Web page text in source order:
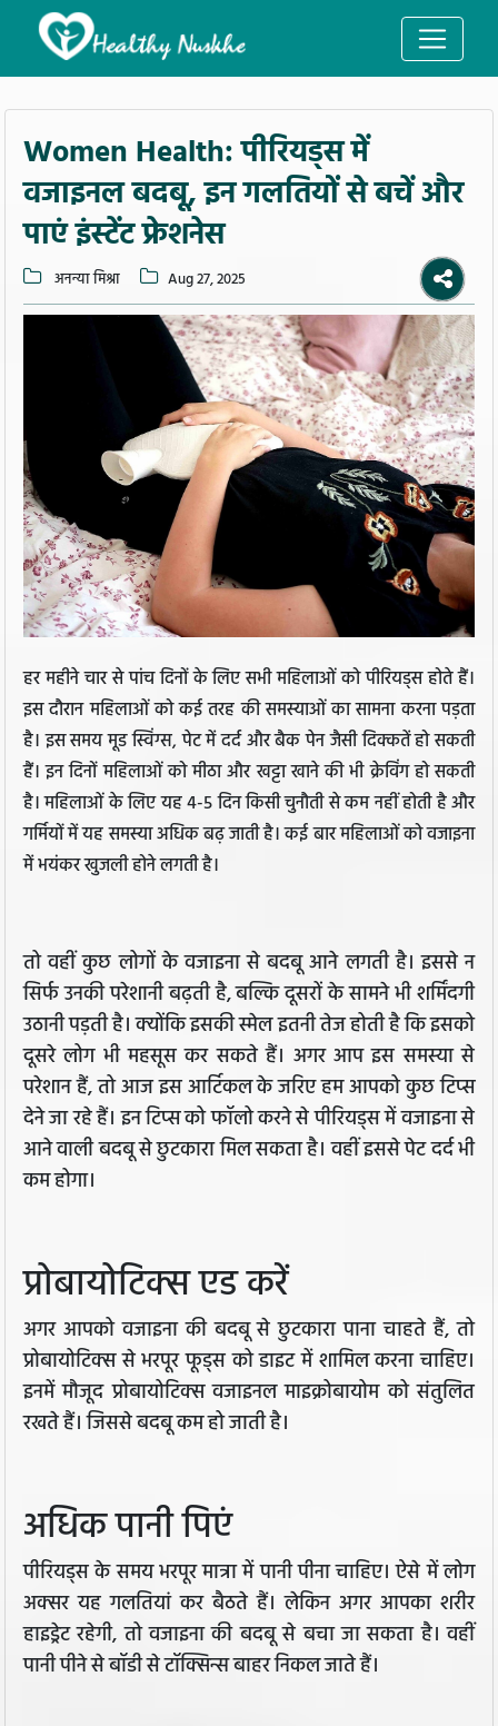
Women Health: पीरियड्स में
वजाइनल बदबू, इन गलतियों से बचें और
पाएं इंस्टेंट फ्रेशनेस
अनन्या मिश्रा Aug 27, 2025
हर महीने चार से पांच द‍िनों के ल‍िए सभी मह‍िलाओं को पीरि‍यड्स होते हैं।
इस दौरान महिलाओं को कई तरह की समस्याओं का सामना करना पड़ता
है। इस समय मूड स्विंग्स, पेट में दर्द और बैक पेन जैसी दिक्कतें हो सकती
हैं। इन दिनों महिलाओं को मीठा और खट्टा खाने की भी क्रेविंग हो सकती
है। महिलाओं के लिए यह 4-5 दिन किसी चुनौती से कम नहीं होती है और
गर्मियों में यह समस्या अधिक बढ़ जाती है। कई बार महिलाओं को वजाइना
में भयंकर खुजली होने लगती है।
तो वहीं कुछ लोगों के वजाइना से बदबू आने लगती है। इससे न
सिर्फ उनकी परेशानी बढ़ती है, बल्कि दूसरों के सामने भी शर्मिंदगी
उठानी पड़ती है। क्योंकि इसकी स्मेल इतनी तेज होती है कि इसको
दूसरे लोग भी महसूस कर सकते हैं। अगर आप इस समस्या से
परेशान हैं, तो आज इस आर्टिकल के जरिए हम आपको कुछ टिप्स
देने जा रहे हैं। इन टिप्स को फॉलो करने से पीर‍ियड्स में वजाइना से
आने वाली बदबू से छुटकारा मिल सकता है। वहीं इससे पेट दर्द भी
कम होगा।
प्रोबायोटिक्स एड करें
अगर आपको वजाइना की बदबू से छुटकारा पाना चाहते हैं, तो
प्रोबायोटिक्स से भरपूर फूड्स को डाइट में शाम‍िल करना चाह‍िए।
इनमें मौजूद प्रोबायोटिक्स वजाइनल माइक्रोबायोम को संतुलित
रखते हैं। जिससे बदबू कम हो जाती है।
अधिक पानी प‍िएं
पीरियड्स के समय भरपूर मात्रा में पानी पीना चाहिए। ऐसे में लोग
अक्सर यह गलतियां कर बैठते हैं। लेकिन अगर आपका शरीर
हाइड्रेट रहेगी, तो वजाइना की बदबू से बचा जा सकता है। वहीं
पानी पीने से बॉडी से टॉक्सिन्स बाहर निकल जाते हैं।